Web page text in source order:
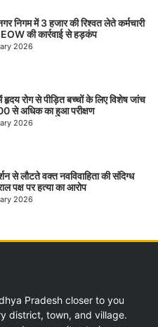
निगम में 3 हजार की रिश्वत लेते कर्मचारी
EOW की कार्रवाई से हड़कंप
2026
रोग से पीड़ित बच्चों के लिए विशेष जांच
से अधिक का हुआ परीक्षण
2026
से लौटते वक्त नवविवाहिता की संदिग्ध
पक्ष पर हत्या का आरोप
2026
Pradesh closer to you
district, town, and village.